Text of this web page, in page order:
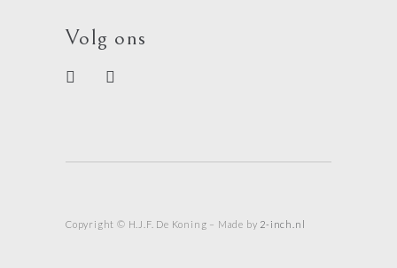
Volg ons
Copyright © H.J.F. De Koning – Made by 2-inch.nl